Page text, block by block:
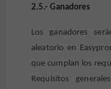
2.5.- Ganadores
Los ganadores
aleatorio en
que cumplan los
Requisitos